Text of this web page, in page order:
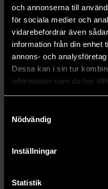
och annonserna till
för sociala medier och
vidarebefordrar även
information från din enhet
annons- och
Dessa kan i sin tur
information som du har
Nödvändig
Inställningar
Statistik
Shiny Breviceps Figure (Gacha)
Milestone
119 kr
Beställ